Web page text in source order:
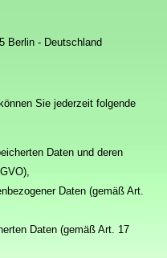
Berlin - Deutschland
Sie jederzeit folgende
Daten und deren
Daten (gemäß Art.
Daten (gemäß Art. 17